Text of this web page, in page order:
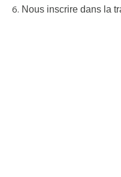
Nous inscrire dans la